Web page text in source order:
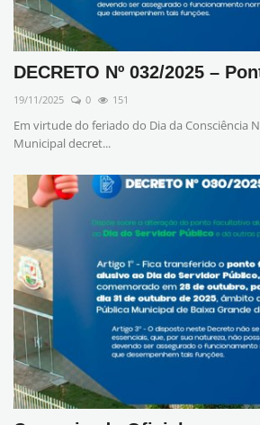
DECRETO Nº 032/2025 –
19/11/2025 0 151
Em virtude do feriado do Dia da Consciência
Municipal decret...